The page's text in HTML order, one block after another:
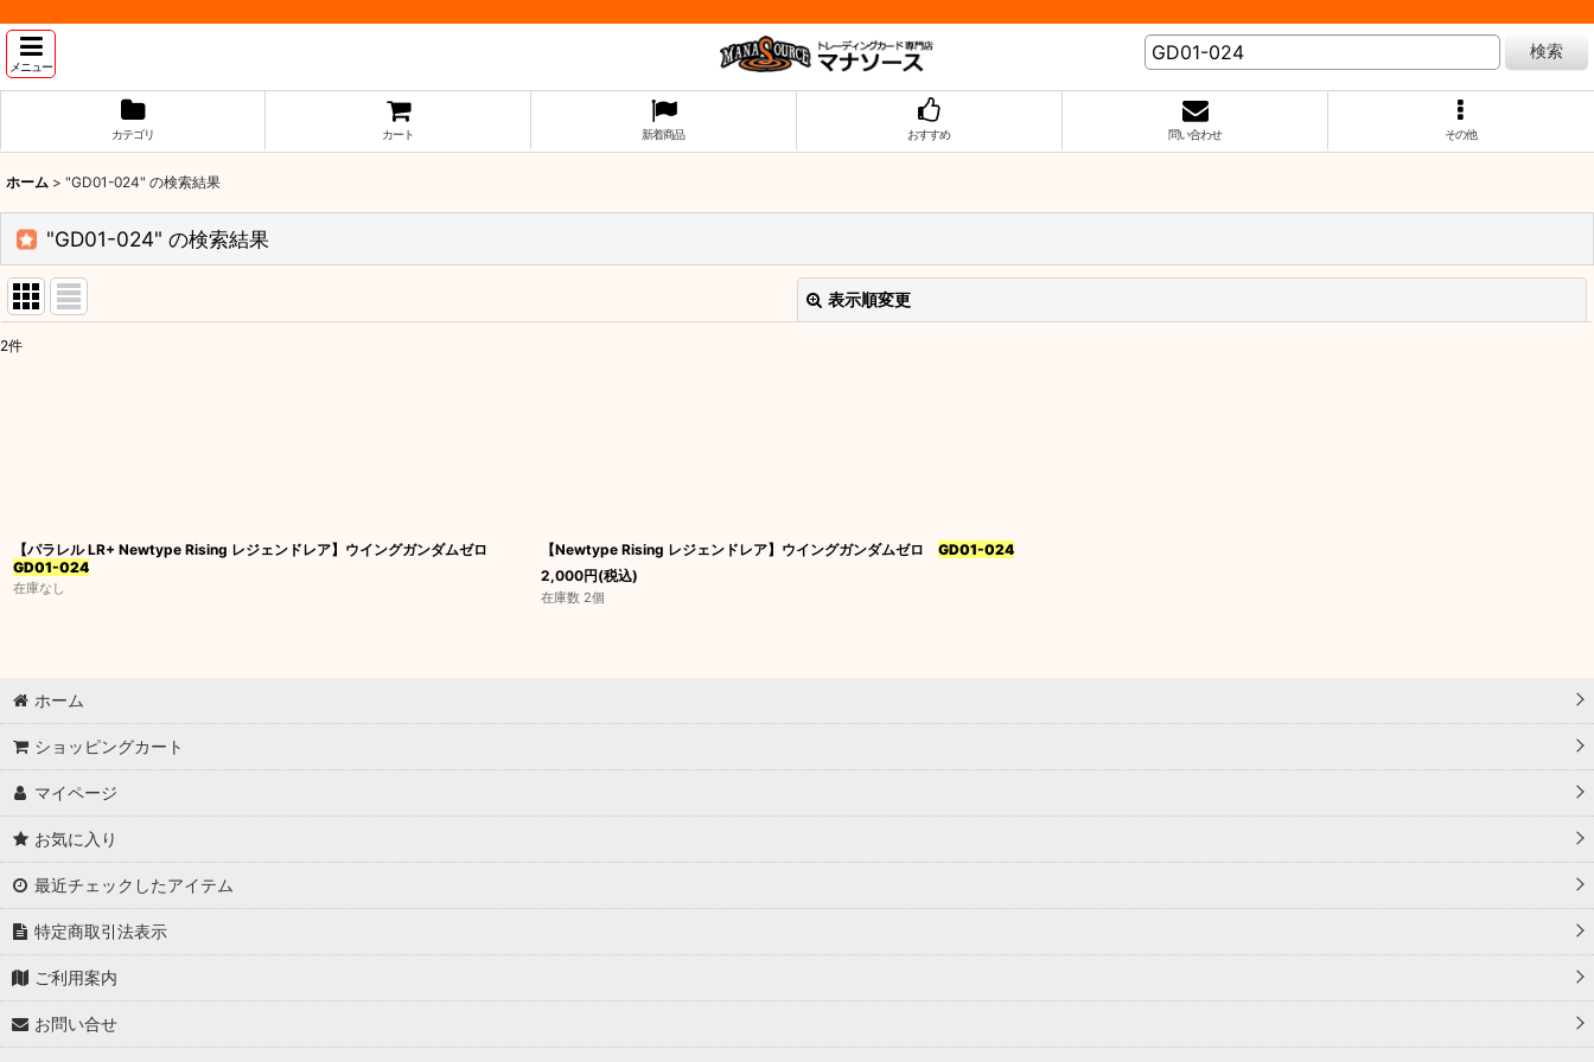
メニュー
検索
カテゴリ カート 新着商品 おすすめ 問い合わせ その他
ホーム > "GD01-024" の検索結果
"GD01-024" の検索結果
表示順変更
絞り込む
2件
【パラレル LR+ Newtype Rising レジェンドレア】ウイングガンダムゼロ
GD01-024
在庫なし
【Newtype Rising レジェンドレア】ウイングガンダムゼロ GD01-024
2,000円(税込)
在庫数 2個
ホーム
ショッピングカート
マイページ
お気に入り
最近チェックしたアイテム
特定商取引法表示
ご利用案内
お問い合せ